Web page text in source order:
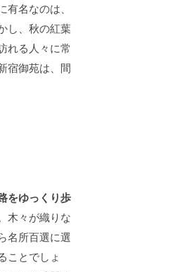
名なのは、
し、秋の紅葉
れる人々に常
宿御苑は、間
をゆっくり歩
木々が織りな
名所百選に選
ことでしょ